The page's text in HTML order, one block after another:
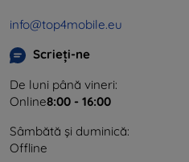
info@top4mobile.eu
Scrieți-ne
De luni până vineri:
Online8:00 - 16:00
Sâmbătă și duminică:
Offline